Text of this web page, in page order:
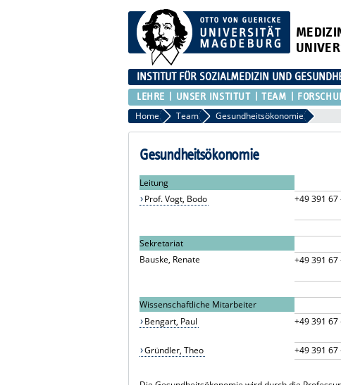
INSTITUT FÜR SOZIALMEDIZIN UND
LEHRE UNSER INSTITUT TEAM
Home Team Gesundheitsökonomie
Gesundheitsökonomie
Leitung
Prof. Vogt, Bodo
+49 391 67
Sekretariat
Bauske, Renate
+49 391 67
Wissenschaftliche Mitarbeiter
Bengart, Paul
+49 391
Gründler, Theo
+49 391 67